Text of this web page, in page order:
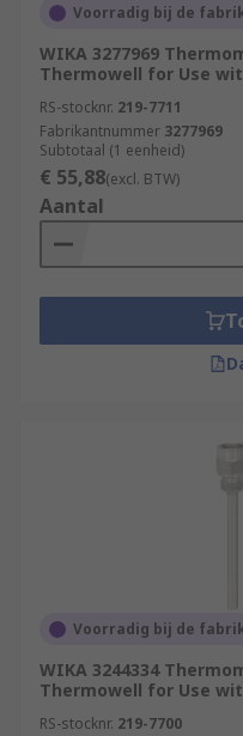
Voorradig bij de
WIKA 3277969
Thermowell for Use
RS-stocknr. 219-7711
Fabrikantnummer 3277969
Subtotaal (1 eenheid)
€ 55,88(excl. BTW)
Aantal
Voorradig bij de
WIKA 3244334
Thermowell for Use
RS-stocknr. 219-7700